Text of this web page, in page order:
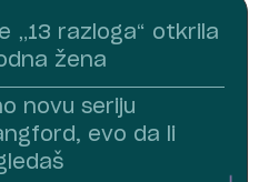
„13 razloga“ otkrila
žena
novu seriju
evo da li